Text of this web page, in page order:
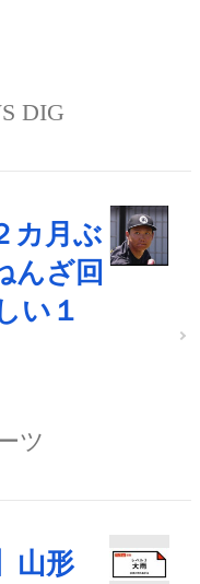
DIG
カ月ぶ
んざ回
い１
ツ
山形